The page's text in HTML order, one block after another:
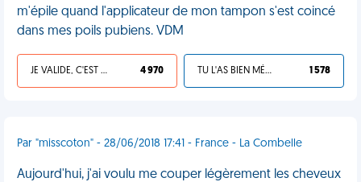
m'épile quand l'applicateur de mon tampon s'est coincé
dans mes poils pubiens. VDM
JE VALIDE, C'EST UNE VDM 4 970 TU L'AS BIEN MÉRITÉ 1 578
Par "misscoton" - 28/06/2018 17:41 - France - La Combelle
Aujourd'hui, j'ai voulu me couper légèrement les cheveux